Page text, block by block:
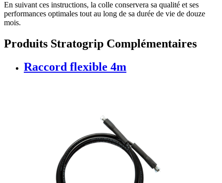
En suivant ces instructions, la colle conservera sa qualité et ses
performances optimales tout au long de sa durée de vie de douze
mois.
Produits Stratogrip Complémentaires
Raccord flexible 4m